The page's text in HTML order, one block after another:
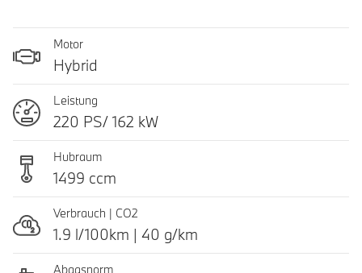
Motor
Hybrid
Leistung
220 PS/ 162 kW
Hubraum
1499 ccm
Verbrauch | CO2
1.9 l/100km | 40 g/km
Abgasnorm